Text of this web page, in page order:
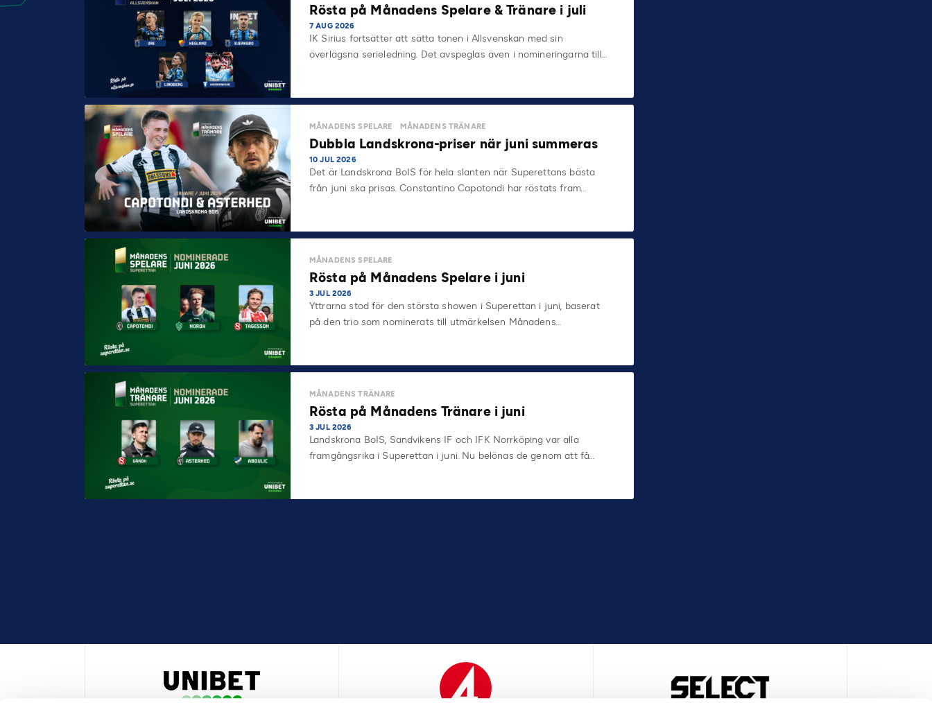
Rösta på Månadens Spelare & Tränare i juli
7 AUG 2026
IK Sirius fortsätter att sätta tonen i Allsvenskan med sin
överlägsna serieledning. Det avspeglas även i nomineringarna till…
MÅNADENS SPELARE MÅNADENS TRÄNARE
Dubbla Landskrona-priser när juni summeras
10 JUL 2026
Det är Landskrona BoIS för hela slanten när Superettans bästa
från juni ska prisas. Constantino Capotondi har röstats fram…
MÅNADENS SPELARE
Rösta på Månadens Spelare i juni
3 JUL 2026
Yttrarna stod för den största showen i Superettan i juni, baserat
på den trio som nominerats till utmärkelsen Månadens…
MÅNADENS TRÄNARE
Rösta på Månadens Tränare i juni
3 JUL 2026
Landskrona BoIS, Sandvikens IF och IFK Norrköping var alla
framgångsrika i Superettan i juni. Nu belönas de genom att få…